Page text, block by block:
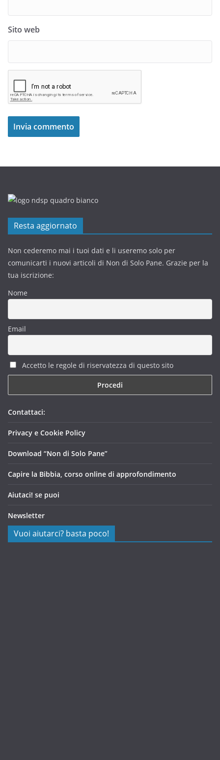
Sito web
Resta aggiornato
Non cederemo mai i tuoi dati e li useremo solo per
comunicarti i nuovi articoli di Non di Solo Pane. Grazie per la
tua iscrizione:
Nome
Email
Accetto le regole di riservatezza di questo sito
Contattaci:
Privacy e Cookie Policy
Download “Non di Solo Pane”
Capire la Bibbia, corso online di approfondimento
Aiutaci! se puoi
Newsletter
Vuoi aiutarci? basta poco!